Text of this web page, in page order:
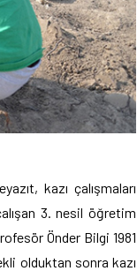
kazı çalışmaları
3. nesil öğretim
Önder Bilgi 1981
olduktan sonra kazı